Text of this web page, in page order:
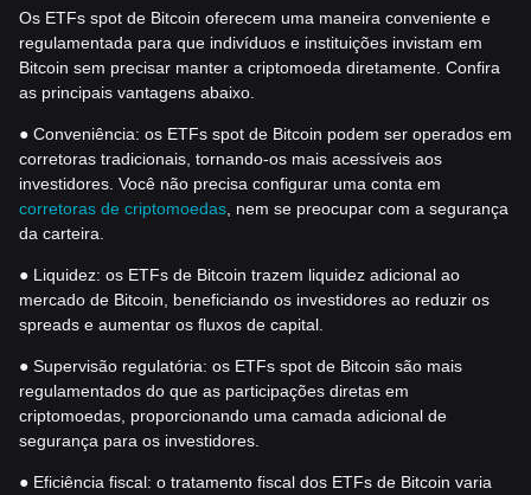
Os ETFs spot de Bitcoin oferecem uma maneira conveniente e
regulamentada para que indivíduos e instituições invistam em
Bitcoin sem precisar manter a criptomoeda diretamente. Confira
as principais vantagens abaixo.
● Conveniência: os ETFs spot de Bitcoin podem ser operados em
corretoras tradicionais, tornando-os mais acessíveis aos
investidores. Você não precisa configurar uma conta em
corretoras de criptomoedas , nem se preocupar com a segurança
da carteira.
● Liquidez: os ETFs de Bitcoin trazem liquidez adicional ao
mercado de Bitcoin, beneficiando os investidores ao reduzir os
spreads e aumentar os fluxos de capital.
● Supervisão regulatória: os ETFs spot de Bitcoin são mais
regulamentados do que as participações diretas em
criptomoedas, proporcionando uma camada adicional de
segurança para os investidores.
● Eficiência fiscal: o tratamento fiscal dos ETFs de Bitcoin varia